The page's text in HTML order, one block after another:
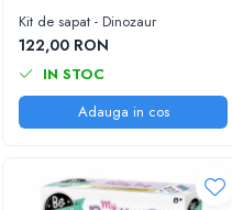
Kit de sapat - Dinozaur
122,00 RON
IN STOC
Adauga in cos